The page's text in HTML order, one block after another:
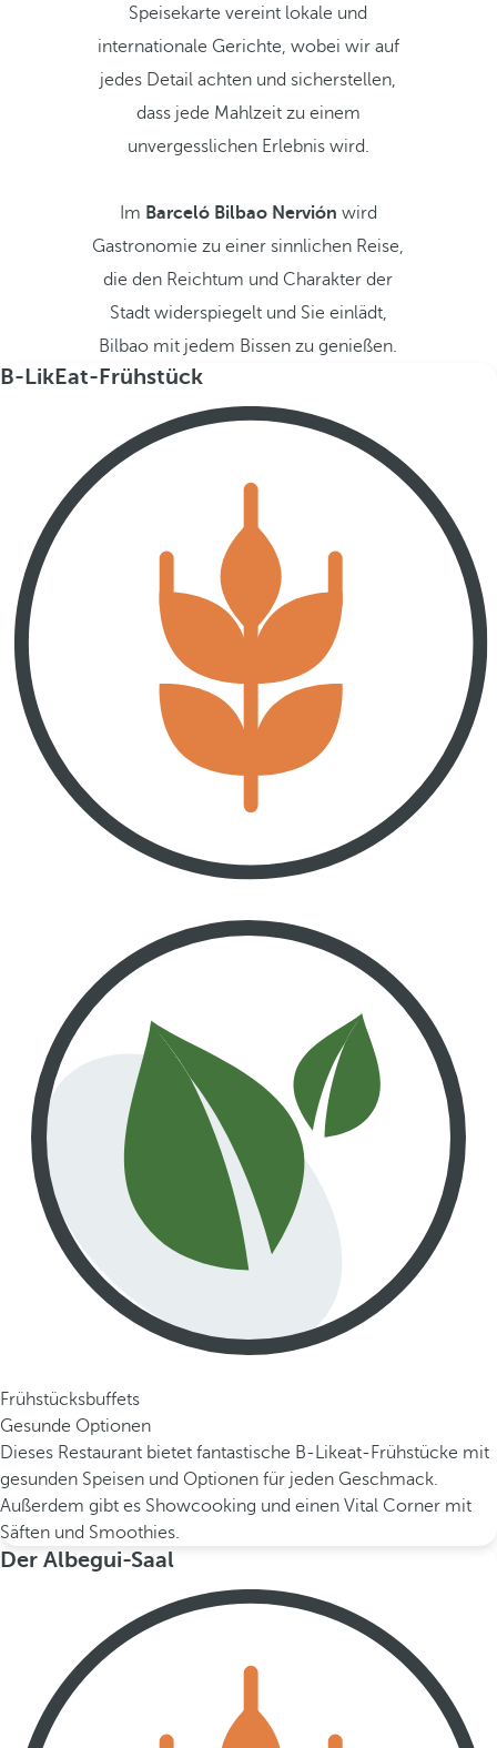
Speisekarte vereint lokale und
internationale Gerichte, wobei wir auf
jedes Detail achten und sicherstellen,
dass jede Mahlzeit zu einem
unvergesslichen Erlebnis wird.
Im Barceló Bilbao Nervión wird
Gastronomie zu einer sinnlichen Reise,
die den Reichtum und Charakter der
Stadt widerspiegelt und Sie einlädt,
Bilbao mit jedem Bissen zu genießen.
B-LikEat-Frühstück
Frühstücksbuffets
Gesunde Optionen
Dieses Restaurant bietet fantastische B-Likeat-Frühstücke mit
gesunden Speisen und Optionen für jeden Geschmack.
Außerdem gibt es Showcooking und einen Vital Corner mit
Säften und Smoothies.
Der Albegui-Saal